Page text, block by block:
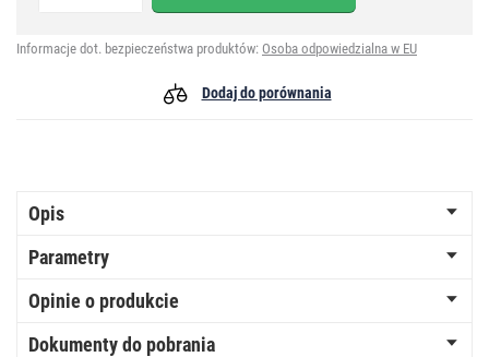
Informacje dot. bezpieczeństwa produktów: Osoba odpowiedzialna w EU
Dodaj do porównania
Opis
Parametry
Opinie o produkcie
Dokumenty do pobrania